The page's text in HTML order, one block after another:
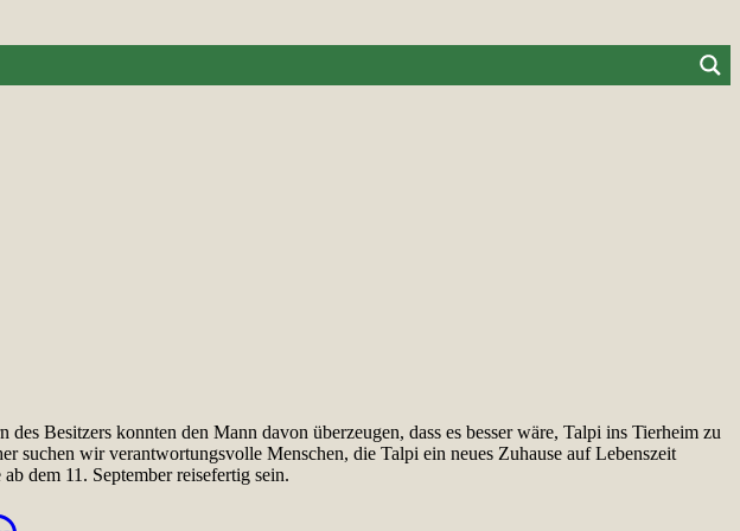
Besitzers konnten den Mann davon überzeugen, dass es besser wäre, Talpi ins Tierheim zu
suchen wir verantwortungsvolle Menschen, die Talpi ein neues Zuhause auf Lebenszeit
dem 11. September reisefertig sein.